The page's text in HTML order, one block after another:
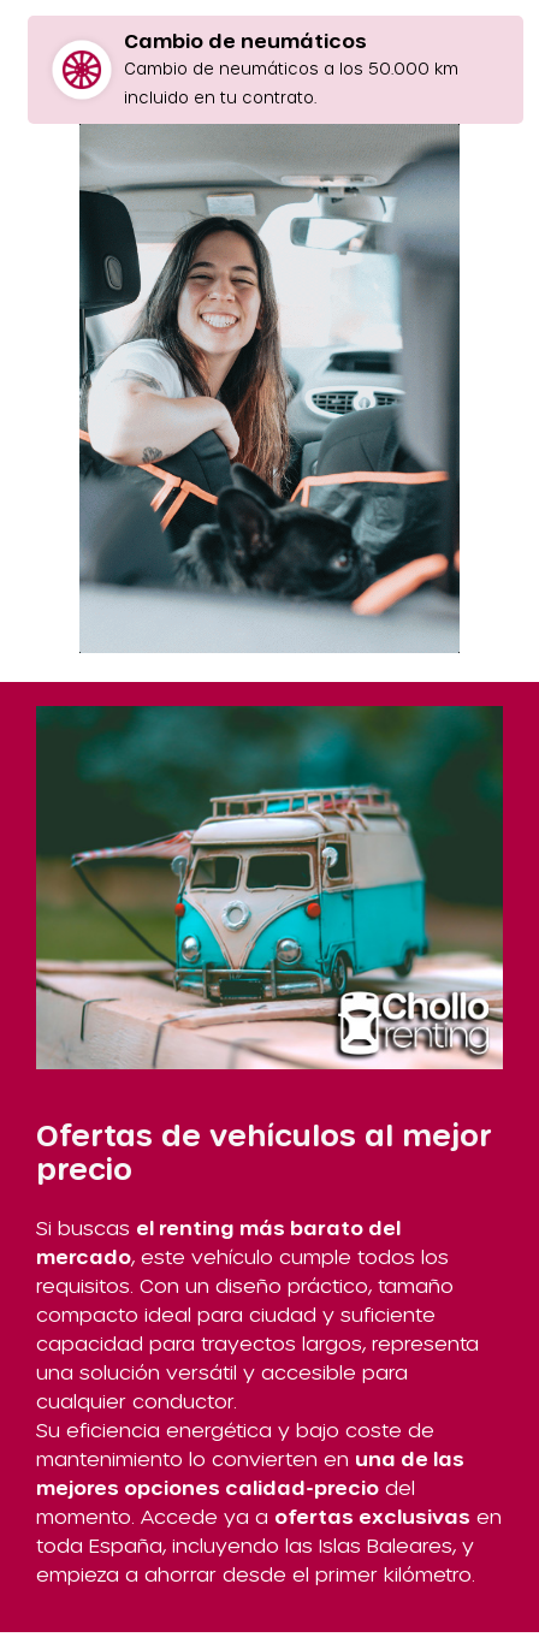
Cambio de neumáticos
Cambio de neumáticos a los 50.000 km
incluido en tu contrato.
Ofertas de vehículos al mejor
precio
Si buscas el renting más barato del
mercado, este vehículo cumple todos los
requisitos. Con un diseño práctico, tamaño
compacto ideal para ciudad y suficiente
capacidad para trayectos largos, representa
una solución versátil y accesible para
cualquier conductor.
Su eficiencia energética y bajo coste de
mantenimiento lo convierten en una de las
mejores opciones calidad-precio del
momento. Accede ya a ofertas exclusivas en
toda España, incluyendo las Islas Baleares, y
empieza a ahorrar desde el primer kilómetro.